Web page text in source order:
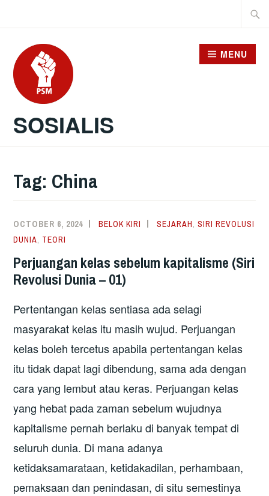
content
SOSIALIS
MENU
Tag: China
OCTOBER 6, 2024 BELOK KIRI SEJARAH,SIRI REVOLUSI
DUNIA, TEORI
Perjuangan kelas sebelum kapitalisme (Siri
Revolusi Dunia – 01)
Pertentangan kelas sentiasa ada selagi
masyarakat kelas itu masih wujud. Perjuangan
kelas boleh tercetus apabila pertentangan kelas
itu tidak dapat lagi dibendung, sama ada dengan
cara yang lembut atau keras. Perjuangan kelas
yang hebat pada zaman sebelum wujudnya
kapitalisme pernah berlaku di banyak tempat di
seluruh dunia. Di mana adanya
ketidaksamarataan, ketidakadilan, perhambaan,
pemaksaan dan penindasan, di situ semestinya